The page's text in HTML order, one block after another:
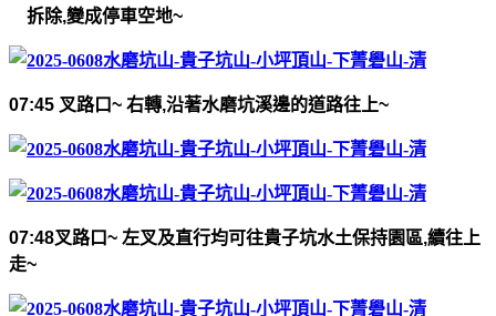
拆除,變成停車空地~
07:45 叉路口~ 右轉,沿著水磨坑溪邊的道路往上~
07:48叉路口~ 左叉及直行均可往貴子坑水土保持園區,續往上
走~